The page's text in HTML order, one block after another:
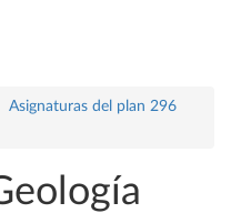
Asignaturas del plan 296